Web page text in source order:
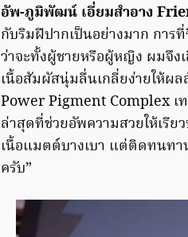
อัพ-ภูมิพัฒน์ เอี่ยมสำอาง
กับริมฝีปากเป็นอย่างมาก การ
ว่าจะทั้งผู้ชายหรือผู้หญิง ผมจึง
เนื้อสัมผัสนุ่มลื่นเกลี่ยง่ายให้ผ
Power Pigment Complex เ
ล่าสุดที่ช่วยอัพความสวยให้เรี
เนื้อแมตต์บางเบา แต่ติดทนทา
ครับ”